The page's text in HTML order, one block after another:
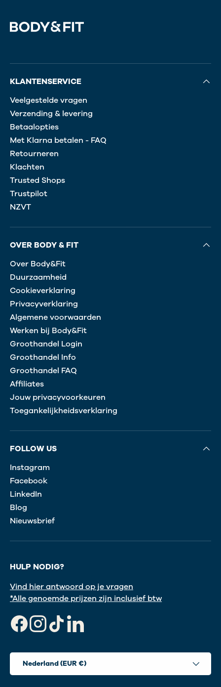
KLANTENSERVICE
Veelgestelde vragen
Verzending & levering
Betaalopties
Met Klarna betalen - FAQ
Retourneren
Klachten
Trusted Shops
Trustpilot
NZVT
OVER BODY & FIT
Over Body&Fit
Duurzaamheid
Cookieverklaring
Privacyverklaring
Algemene voorwaarden
Werken bij Body&Fit
Groothandel Login
Groothandel Info
Groothandel FAQ
Affiliates
Jouw privacyvoorkeuren
Toegankelijkheidsverklaring
FOLLOW US
Instagram
Facebook
LinkedIn
Blog
Nieuwsbrief
HULP NODIG?
Vind hier antwoord op je vragen
*Alle genoemde prijzen zijn inclusief btw
FacebookInstagram
TikTokLinkedIn
Land/Regio
Nederland (EUR €)